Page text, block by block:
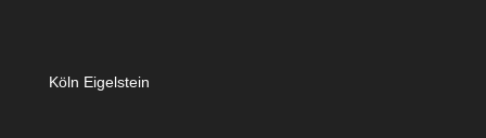
Köln Eigelstein